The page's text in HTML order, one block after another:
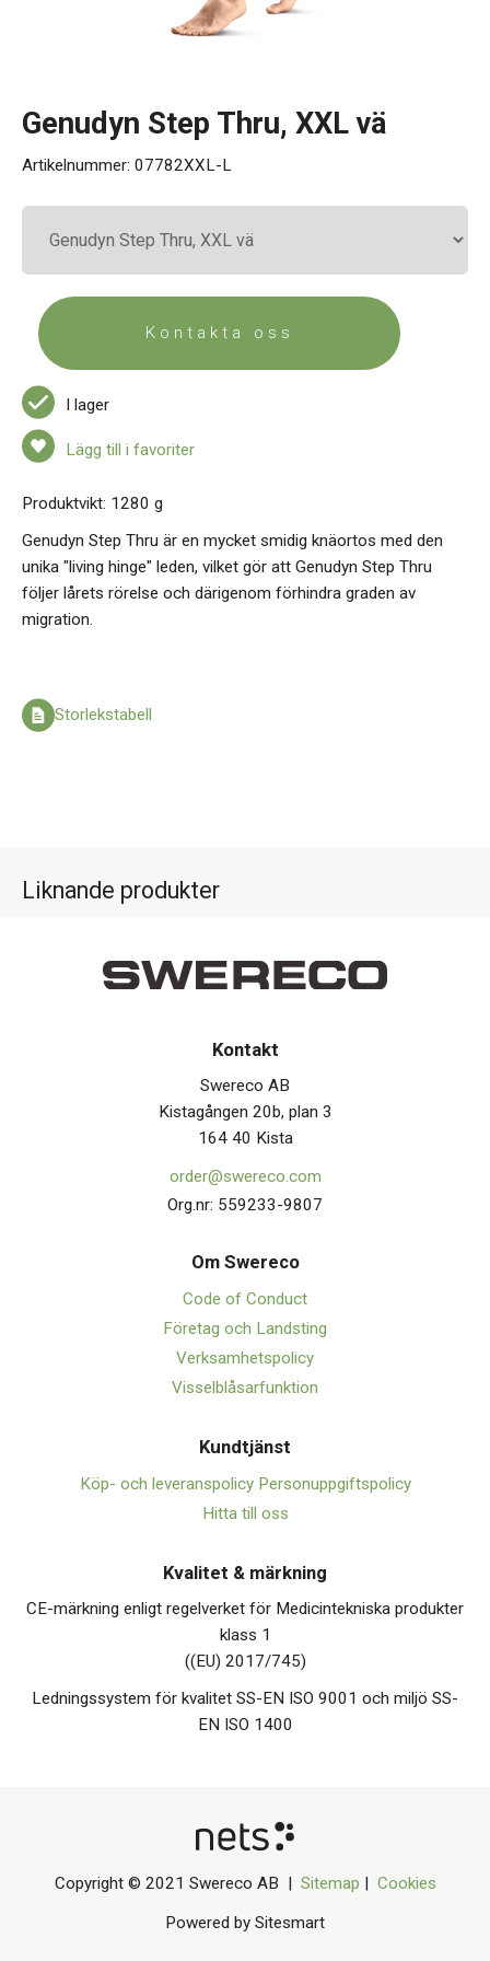
Genudyn Step Thru, XXL vä
Artikelnummer: 07782XXL-L
Kontakta oss
I lager
Lägg till i favoriter
Produktvikt: 1280 g
Genudyn Step Thru är en mycket smidig knäortos med den
unika "living hinge" leden, vilket gör att Genudyn Step Thru
följer lårets rörelse och därigenom förhindra graden av
migration.
Storlekstabell
Liknande produkter
Kontakt
Swereco AB
Kistagången 20b, plan 3
164 40 Kista
order@swereco.com
Org.nr: 559233-9807
Om Swereco
Code of Conduct
Företag och Landsting
Verksamhetspolicy
Visselblåsarfunktion
Kundtjänst
Köp- och leveranspolicy Personuppgiftspolicy
Hitta till oss
Kvalitet & märkning
CE-märkning enligt regelverket för Medicintekniska produkter
klass 1
((EU) 2017/745)
Ledningssystem för kvalitet SS-EN ISO 9001 och miljö SS-
EN ISO 1400
Copyright © 2021 Swereco AB | Sitemap | Cookies
Powered by Sitesmart